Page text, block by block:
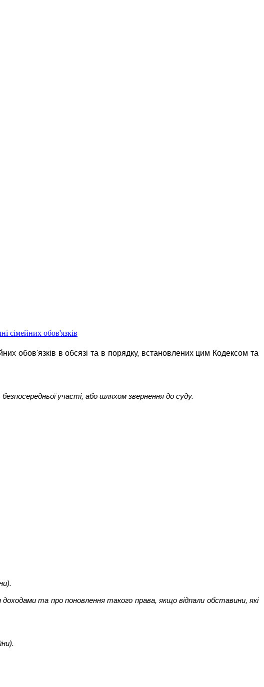
сімейних обов'язків
обов'язків в обсязі та в порядку, встановлених цим Кодексом та
участі, або шляхом звернення до суду.
та про поновлення такого права, якщо відпали обставини, які